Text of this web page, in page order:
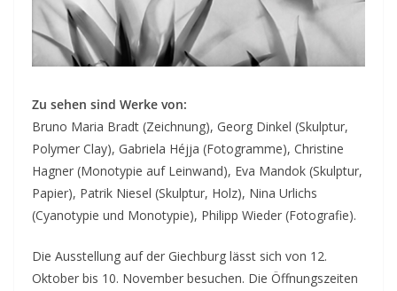
Zu sehen sind Werke von:
Bruno Maria Bradt (Zeichnung), Georg Dinkel (Skulptur,
Polymer Clay), Gabriela Héjja (Fotogramme), Christine
Hagner (Monotypie auf Leinwand), Eva Mandok (Skulptur,
Papier), Patrik Niesel (Skulptur, Holz), Nina Urlichs
(Cyanotypie und Monotypie), Philipp Wieder (Fotografie).
Die Ausstellung auf der Giechburg lässt sich von 12.
Oktober bis 10. November besuchen. Die Öffnungszeiten